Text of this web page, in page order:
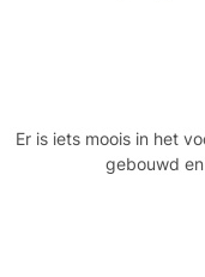
Er is iets moois in het
gebouwd